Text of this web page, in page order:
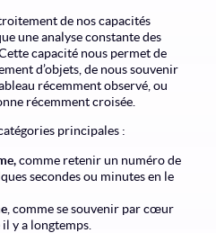
de nos capacités
une analyse constante des
capacité nous permet de
d’objets, de nous souvenir
récemment observé, ou
récemment croisée.
principales :
comme retenir un numéro de
secondes ou minutes en le
, comme se souvenir par cœur
y a longtemps.